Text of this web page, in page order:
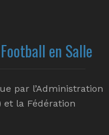
en Salle
par l’Administration
et la Fédération